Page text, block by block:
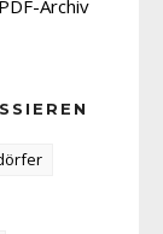
PDF-Archiv